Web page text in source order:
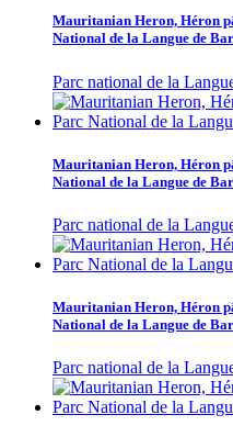
Mauritanian Heron, Héron
National de la Langue de
Parc national de la
Mauritanian Heron, Héron
National de la Langue de
Parc national de la
Mauritanian Heron, Héron
National de la Langue de
Parc national de la